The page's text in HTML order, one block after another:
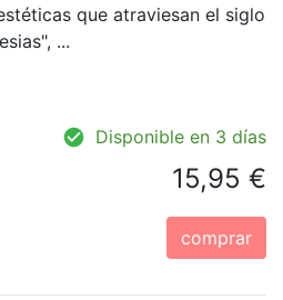
que atraviesan el siglo
...
Disponible en 3 días
15,95 €
comprar